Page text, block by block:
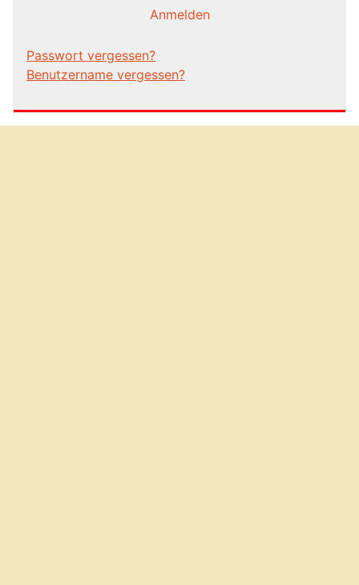
Anmelden
Passwort vergessen?
Benutzername vergessen?